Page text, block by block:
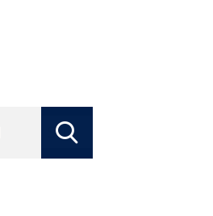
Suchbegriffe